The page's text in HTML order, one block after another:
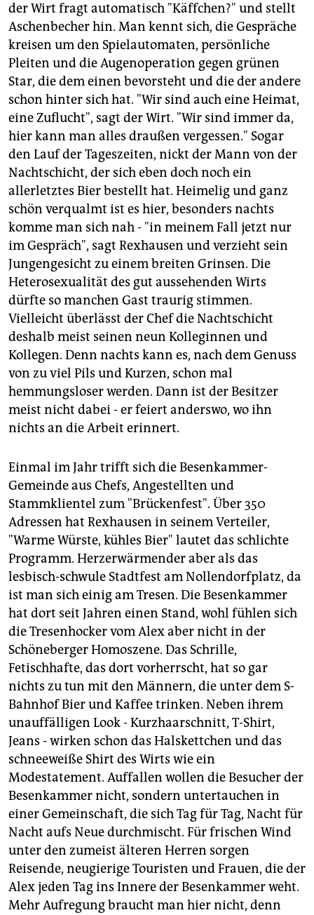
der Wirt fragt automatisch "Käffchen?" und stellt
Aschenbecher hin. Man kennt sich, die Gespräche
kreisen um den Spielautomaten, persönliche
Pleiten und die Augenoperation gegen grünen
Star, die dem einen bevorsteht und die der andere
schon hinter sich hat. "Wir sind auch eine Heimat,
eine Zuflucht", sagt der Wirt. "Wir sind immer da,
hier kann man alles draußen vergessen." Sogar
den Lauf der Tageszeiten, nickt der Mann von der
Nachtschicht, der sich eben doch noch ein
allerletztes Bier bestellt hat. Heimelig und ganz
schön verqualmt ist es hier, besonders nachts
komme man sich nah - "in meinem Fall jetzt nur
im Gespräch", sagt Rexhausen und verzieht sein
Jungengesicht zu einem breiten Grinsen. Die
Heterosexualität des gut aussehenden Wirts
dürfte so manchen Gast traurig stimmen.
Vielleicht überlässt der Chef die Nachtschicht
deshalb meist seinen neun Kolleginnen und
Kollegen. Denn nachts kann es, nach dem Genuss
von zu viel Pils und Kurzen, schon mal
hemmungsloser werden. Dann ist der Besitzer
meist nicht dabei - er feiert anderswo, wo ihn
nichts an die Arbeit erinnert.
Einmal im Jahr trifft sich die Besenkammer-
Gemeinde aus Chefs, Angestellten und
Stammklientel zum "Brückenfest". Über 350
Adressen hat Rexhausen in seinem Verteiler,
"Warme Würste, kühles Bier" lautet das schlichte
Programm. Herzerwärmender aber als das
lesbisch-schwule Stadtfest am Nollendorfplatz, da
ist man sich einig am Tresen. Die Besenkammer
hat dort seit Jahren einen Stand, wohl fühlen sich
die Tresenhocker vom Alex aber nicht in der
Schöneberger Homoszene. Das Schrille,
Fetischhafte, das dort vorherrscht, hat so gar
nichts zu tun mit den Männern, die unter dem S-
Bahnhof Bier und Kaffee trinken. Neben ihrem
unauffälligen Look - Kurzhaarschnitt, T-Shirt,
Jeans - wirken schon das Halskettchen und das
schneeweiße Shirt des Wirts wie ein
Modestatement. Auffallen wollen die Besucher der
Besenkammer nicht, sondern untertauchen in
einer Gemeinschaft, die sich Tag für Tag, Nacht für
Nacht aufs Neue durchmischt. Für frischen Wind
unter den zumeist älteren Herren sorgen
Reisende, neugierige Touristen und Frauen, die der
Alex jeden Tag ins Innere der Besenkammer weht.
Mehr Aufregung braucht man hier nicht, denn